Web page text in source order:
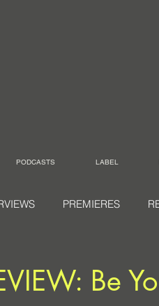
PODCASTS LABEL
PREMIERES
Be